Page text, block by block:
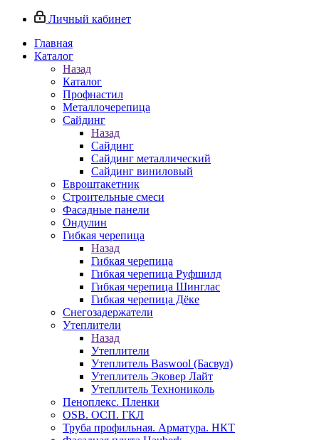
Личный кабинет
Главная
Каталог
Назад
Каталог
Профнастил
Металлочерепица
Сайдинг
Назад
Сайдинг
Сайдинг металлический
Сайдинг виниловый
Евроштакетник
Строительные смеси
Фасадные панели
Ондулин
Гибкая черепица
Назад
Гибкая черепица
Гибкая черепица Руфшилд
Гибкая черепица Шинглас
Гибкая черепица Дёке
Снегозадержатели
Утеплители
Назад
Утеплители
Утеплитель Baswool (Басвул)
Утеплитель Эковер Лайт
Утеплитель Технониколь
Пеноплекс. Пленки
OSB. ОСП. ГКЛ
Труба профильная. Арматура. НКТ